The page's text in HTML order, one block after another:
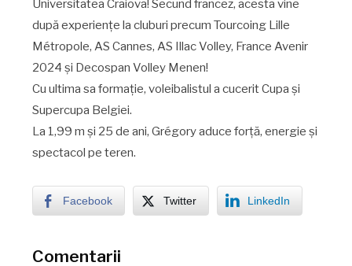
Universitatea Craiova! Secund francez, acesta vine
după experiențe la cluburi precum Tourcoing Lille
Métropole, AS Cannes, AS Illac Volley, France Avenir
2024 și Decospan Volley Menen!
Cu ultima sa formație, voleibalistul a cucerit Cupa și
Supercupa Belgiei.
La 1,99 m și 25 de ani, Grégory aduce forță, energie și
spectacol pe teren.
Facebook Twitter LinkedIn
Comentarii